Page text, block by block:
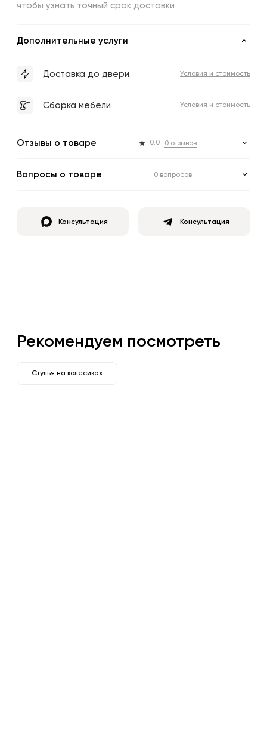
чтобы узнать точный срок доставки
Дополнительные услуги
Доставка до двери Условия и стоимость
Сборка мебели Условия и стоимость
Отзывы о товаре 0.0 0 отзывов
Вопросы о товаре 0 вопросов
Консультация Консультация
Рекомендуем посмотреть
Стулья на колесиках